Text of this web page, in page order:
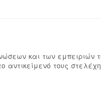
και των
τους